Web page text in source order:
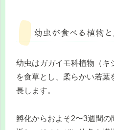
幼虫が食べる植物
幼虫はガガイモ科植物（キ
を食草とし、柔らかい若葉
長します。
孵化からおよそ2〜3週間の